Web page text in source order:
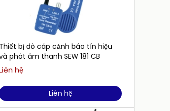
Thiết bị dò cáp cảnh báo tín hiệu
phát âm thanh SEW 181 CB
hệ
Liên hệ